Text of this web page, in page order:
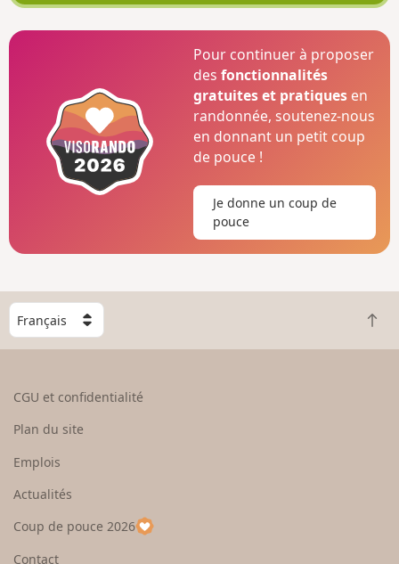
Pour continuer à proposer
desfonctionnalités
gratuites et pratiques en
randonnée, soutenez-nous
en donnant un petit coup
de pouce !
Je donne un coup de
pouce
C
h
o
e
u
p
a
R
e
CGU et confidentialité
Plan du site
Emplois
Actualités
Coup de pouce 2026
Contact